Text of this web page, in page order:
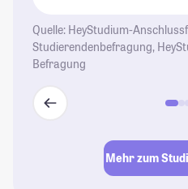
Quelle: HeyStudium-
Studierendenbefragung,
Befragung
Mehr zum